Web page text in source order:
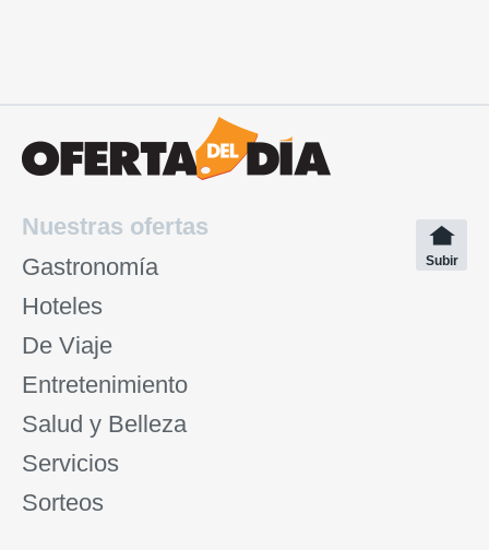
Nuestras ofertas
Gastronomía
Hoteles
De Viaje
Entretenimiento
Salud y Belleza
Servicios
Sorteos
Subir